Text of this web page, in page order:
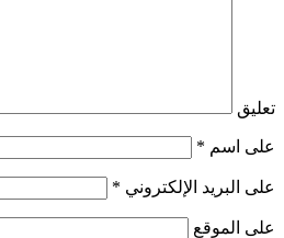
تعليق
على اسم *
على البريد الإلكتروني *
على الموقع